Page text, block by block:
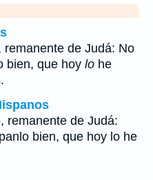
de Judá: No
bien, que hoy lo he
remanente de Judá:
bien, que hoy lo he